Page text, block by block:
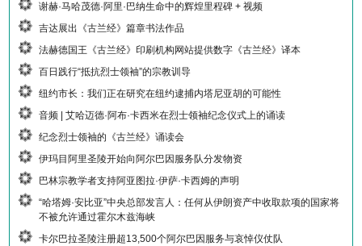
谢赫·马哈茂德·阿里·巴纳生命中的辉煌里程碑 + 视频
吉达展出《古兰经》篇章书法作品
法赫德国王《古兰经》印刷机构网站提供数字《古兰经》译本
百日践行“抵抗烈士领袖”的宗教训导
纽约市长：我们正在研究在纽约逮捕内塔尼亚胡的可能性
音频 | 艾哈迈德·阿布·卡西米在烈士领袖纪念仪式上的诵读
纪念烈士领袖的《古兰经》诵读会
伊玛目阿里圣陵开始向阿尔巴因服务队分发物资
巴林宗教学者支持阿亚图拉·伊萨·卡西姆的声明
“哈塔姆·安比亚”中央总部发言人：任何从伊朗资产中收取款项的国家将
不被允许通过霍尔木兹海峡
卡尔巴拉圣陵注册超13,500个阿尔巴因服务与哀悼仪仗队